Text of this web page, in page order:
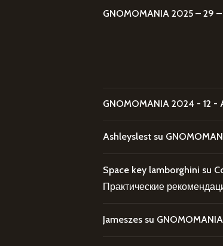
GNOMOMANIA 2025 – 29
GNOMOMANIA 2024 - 12 -
Ashleyslest su
Space key lamborghini su
Практические
Jameszes su